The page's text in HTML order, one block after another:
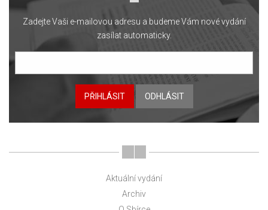
Zadejte Vaši e-mailovou adresu a budeme Vám nové vydání
zasílat automaticky.
PŘIHLÁSIT ODHLÁSIT
Aktuální vydání
Archiv